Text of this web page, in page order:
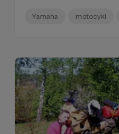
Yamaha motocykl